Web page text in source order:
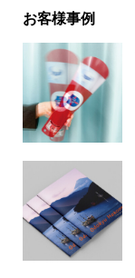
お客様事例